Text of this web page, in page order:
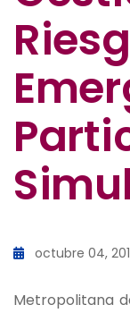
octubre 04,
Metropolitana